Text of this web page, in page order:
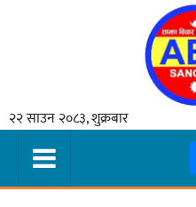
२२ साउन २०८३, शुक्रबार
समाचार
मुख्य
समाचार